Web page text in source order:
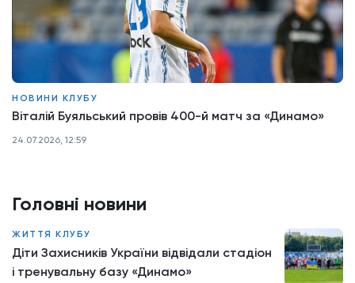
Головні новини
ЖИТТЯ КЛУБУ
Діти Захисників України відвідали стадіон
і тренувальну базу «Динамо»
НОВИНИ КЛУБУ
Віталій Буяльський провів 400-й матч за «Динамо»
24.07.2026, 12:59